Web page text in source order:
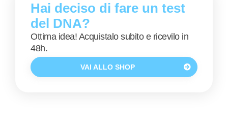
Hai deciso di fare un test
del DNA?
Ottima idea! Acquistalo subito e ricevilo in
48h.
VAI ALLO SHOP